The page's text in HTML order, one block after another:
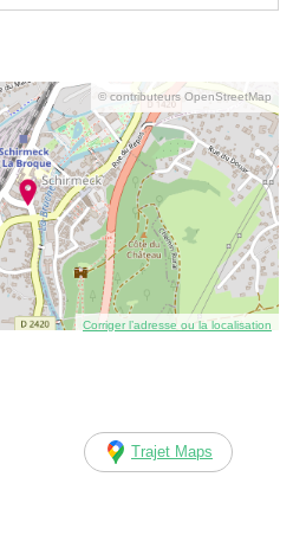
© contributeurs OpenStreetMap
Corriger l’adresse ou la localisation
Trajet Maps